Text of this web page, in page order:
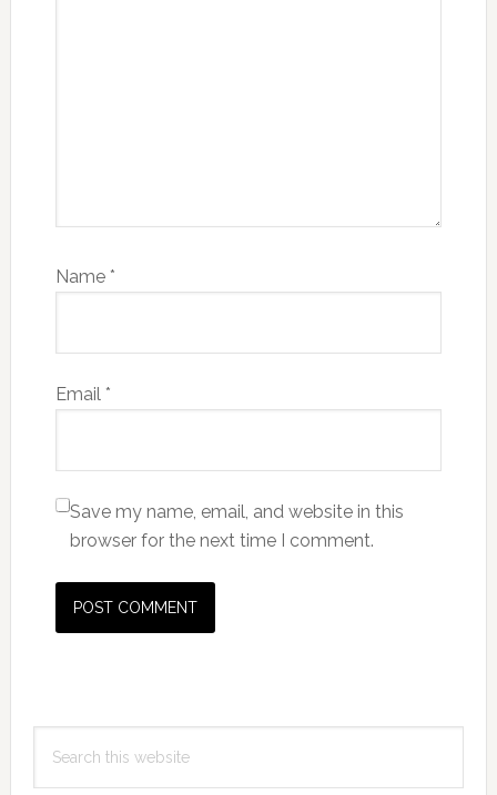
Name *
Email *
Save my name, email, and website in this
browser for the next time I comment.
Primary
Sidebar
this